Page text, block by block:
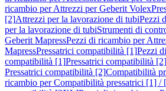
ricambio per Attrezzi per Geberit Volex
[2]Attrezzi per la lavorazione di tubiPezzi
per la lavorazione di tubiStrumenti di
Geberit MapressPezzi di ricambio per
MapressPressatrici compatibilità [1]Pezzi
compatibilità [1]Pressatrici compatibilità [2]
Pressatrici compatibilità [2]Compatibilità
ricambio per Compatibilità pressatrici [1] /